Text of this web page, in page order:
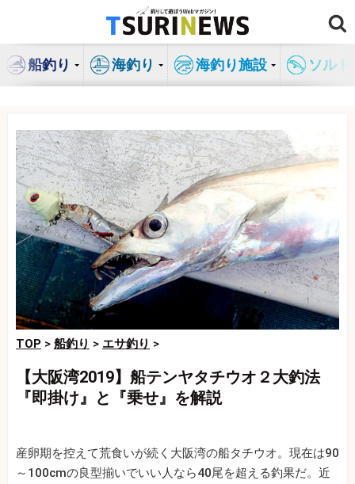
ン
船釣り 海釣り 海釣り施設 ソル
TOP > 船釣り > エサ釣り >
【大阪湾2019】船テンヤタチウオ２大釣法
『即掛け』と『乗せ』を解説
産卵期を控えて荒食いが続く大阪湾の船タチウオ。現在は90
～100cmの良型揃いでいい人なら40尾を超える釣果だ。近